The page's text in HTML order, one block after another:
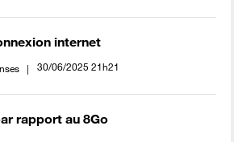
internet
‎30/06/2025 21h21
rapport au 8Go